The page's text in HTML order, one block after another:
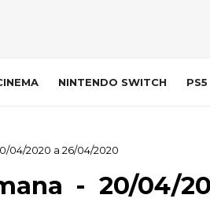
NINTENDO SWITCH PS5
04/2020 a 26/04/2020
- 20/04/